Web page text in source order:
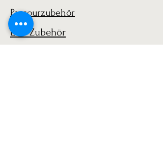
Parcourzubehör
LGB Zubehör